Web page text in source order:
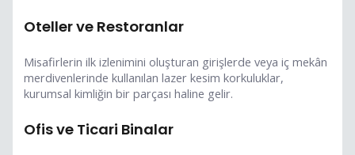
Oteller ve Restoranlar
Misafirlerin ilk izlenimini oluşturan girişlerde veya iç mekân
merdivenlerinde kullanılan lazer kesim korkuluklar,
kurumsal kimliğin bir parçası haline gelir.
Ofis ve Ticari Binalar